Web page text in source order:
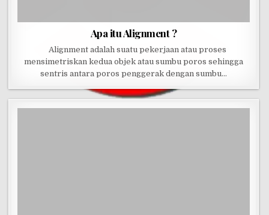
Apa itu Alignment ?
Alignment adalah suatu pekerjaan atau proses
mensimetriskan kedua objek atau sumbu poros sehingga
sentris antara poros penggerak dengan sumbu…